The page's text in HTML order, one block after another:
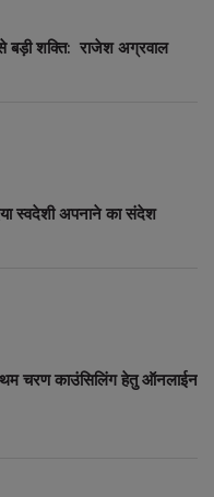
बड़ी शक्ति: राजेश अग्रवाल
स्वदेशी अपनाने का संदेश
चरण काउंसिलिंग हेतु ऑनलाईन